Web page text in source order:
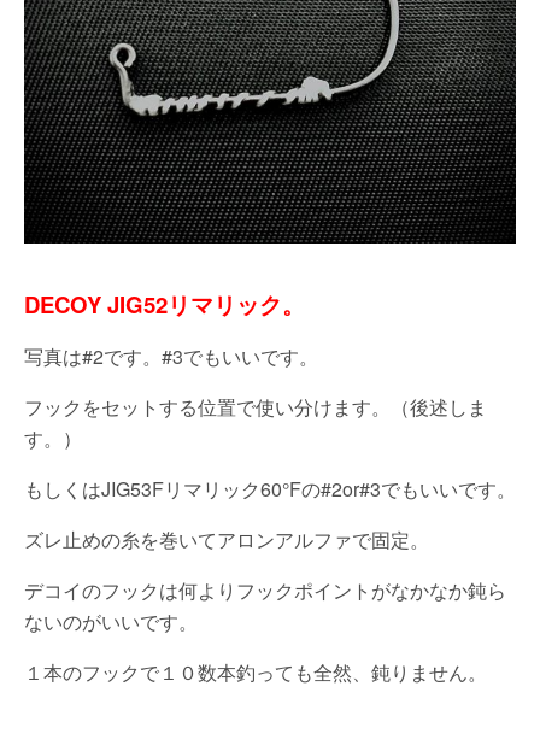
DECOY JIG52リマリック。
写真は#2です。#3でもいいです。
フックをセットする位置で使い分けます。（後述しま
す。）
もしくはJIG53Fリマリック60°Fの#2or#3でもいいです。
ズレ止めの糸を巻いてアロンアルファで固定。
デコイのフックは何よりフックポイントがなかなか鈍ら
ないのがいいです。
１本のフックで１０数本釣っても全然、鈍りません。